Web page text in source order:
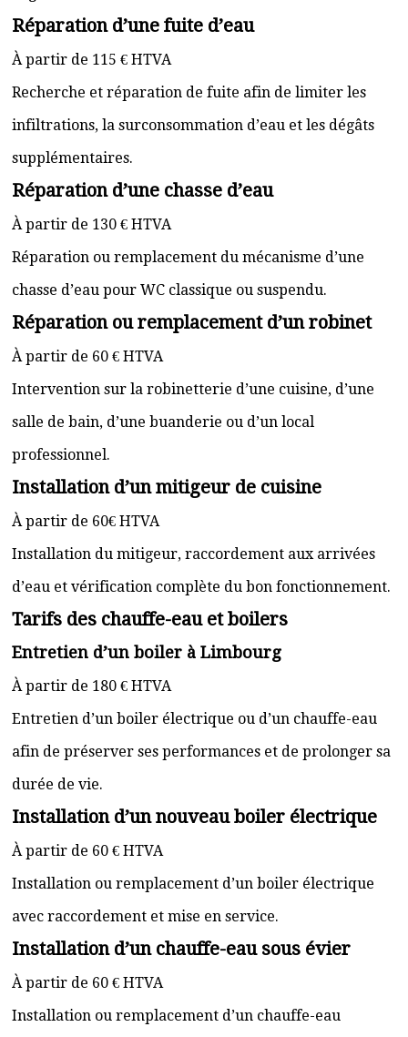
Réparation d’une fuite d’eau
À partir de 115 € HTVA
Recherche et réparation de fuite afin de limiter les
infiltrations, la surconsommation d’eau et les dégâts
supplémentaires.
Réparation d’une chasse d’eau
À partir de 130 € HTVA
Réparation ou remplacement du mécanisme d’une
chasse d’eau pour WC classique ou suspendu.
Réparation ou remplacement d’un robinet
À partir de 60 € HTVA
Intervention sur la robinetterie d’une cuisine, d’une
salle de bain, d’une buanderie ou d’un local
professionnel.
Installation d’un mitigeur de cuisine
À partir de 60€ HTVA
Installation du mitigeur, raccordement aux arrivées
d’eau et vérification complète du bon fonctionnement.
Tarifs des chauffe-eau et boilers
Entretien d’un boiler à Limbourg
À partir de 180 € HTVA
Entretien d’un boiler électrique ou d’un chauffe-eau
afin de préserver ses performances et de prolonger sa
durée de vie.
Installation d’un nouveau boiler électrique
À partir de 60 € HTVA
Installation ou remplacement d’un boiler électrique
avec raccordement et mise en service.
Installation d’un chauffe-eau sous évier
À partir de 60 € HTVA
Installation ou remplacement d’un chauffe-eau